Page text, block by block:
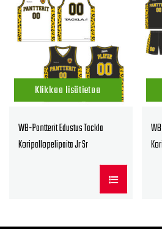
Klikkaa lisätietoa
WB-Pantterit Edustus Tackla
Koripallopelipaita Jr Sr